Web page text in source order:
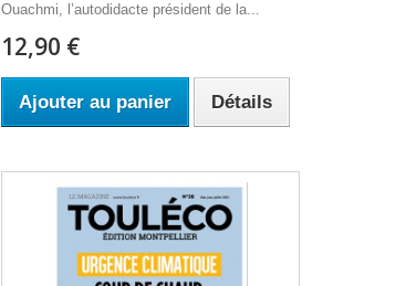
Ouachmi, l’autodidacte président de la...
12,90 €
Ajouter au panier Détails